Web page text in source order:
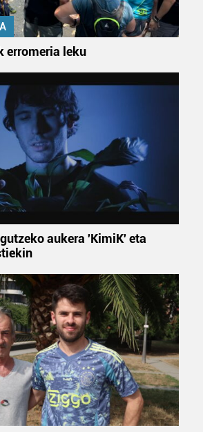
erromeria leku
aukera 'KimiK' eta